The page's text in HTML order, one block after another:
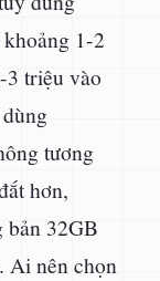
1-2
3 triệu vào
tương
hơn,
bản 32GB
Ai nên chọn